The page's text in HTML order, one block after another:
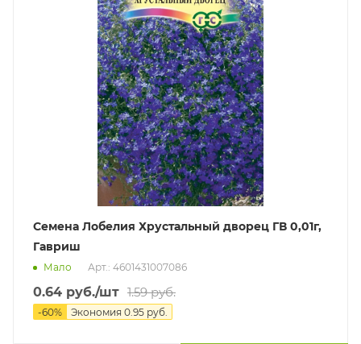
Семена Лобелия Хрустальный дворец ГВ 0,01г,
Гавриш
Мало Арт.: 4601431007086
0.64 руб./шт 1.59руб.
-60% Экономия 0.95 руб.